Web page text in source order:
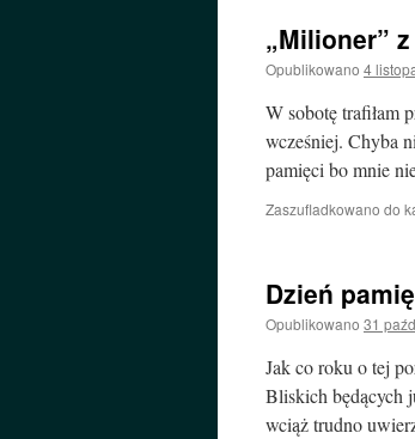
„Milioner”
Opublikowano 4
W sobotę trafiłam
wcześniej. Chyba
pamięci bo mnie
Zaszufladkowano do
Dzień
Opublikowano 31
Jak co roku o tej
Bliskich będących
wciąż trudno